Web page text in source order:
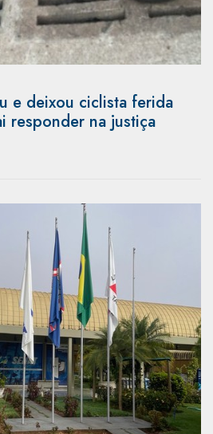
e deixou ciclista ferida
responder na justiça